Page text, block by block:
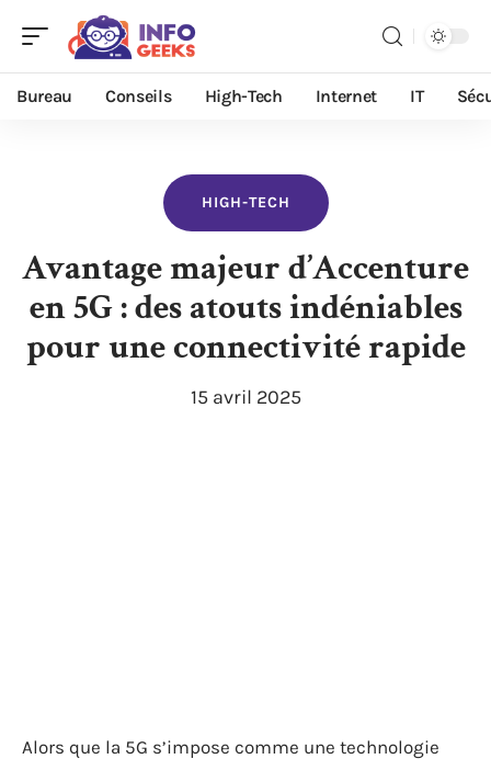
Bureau Conseils High-Tech Internet IT
HIGH-TECH
Avantage majeur d’Accenture
en 5G : des atouts indéniables
pour une connectivité rapide
15 avril 2025
Alors que la 5G s’impose comme une technologie